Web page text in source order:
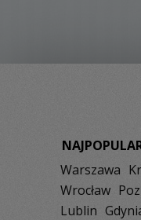
Warszawa
Wrocław
Lublin